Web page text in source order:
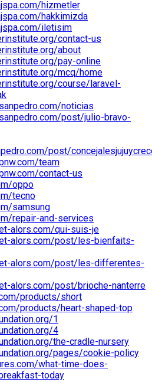
hizmetler
hakkimizda
iletisim
contact-us
about
pay-online
mcq/home
course/laravel-
noticias
post/julio-bravo-
post/
team
contact-us
oppo
tecno
samsung
repair-and-services
alors.com/qui-suis-je
alors.com/post/les-bienfaits-
alors.com/post/les-differentes-
alors.com/post/brioche-nanterre
products/short
products/heart-shaped-top
1
4
the-cradle-nursery
pages/cookie-policy
what-time-does-
today